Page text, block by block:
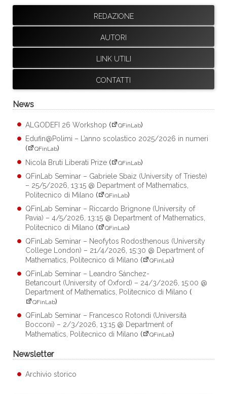
REDAZIONE
AUTORI
LINK UTILI
CONTATTI
News
ALGODEFI 26 Workshop ( QFinLab)
Edufin@Polimi – L’anno scolastico 2025/2026 in numeri
(
QFinLab)
Nicola Bruti Liberati Prize ( QFinLab)
QFinLab Seminar – Gabriele Sbaiz (University of Trieste)
– 25/5/2026, 13:15 @ Department of Mathematics,
Politecnico di Milano ( QFinLab)
QFinLab Seminar – Riccardo Brignone (University of
Pavia) – 4/5/2026, 13:15 @ Department of Mathematics,
Politecnico di Milano ( QFinLab)
QFinLab Seminar – Neofytos Rodosthenous (University
College London) – 21/4/2026, 15:30 @ Department of
Mathematics, Politecnico di Milano ( QFinLab)
QFinLab Seminar – Leandro Sánchez-
Betancourt (University of Oxford) – 24/3/2026, 15:00 @
Department of Mathematics, Politecnico di Milano (
QFinLab)
QFinLab Seminar – Francesco Rotondi (Università
Bocconi) – 2/3/2026, 13:15 @ Department of
Mathematics, Politecnico di Milano ( QFinLab)
Newsletter
Archivio storico